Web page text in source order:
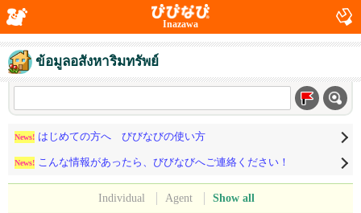
Inazawa
ข้อมูลอสังหาริมทรัพย์
News! はじめての方へ びびなびの使い方
News! こんな情報があったら、びびなびへご連絡ください！
Individual Agent Show all